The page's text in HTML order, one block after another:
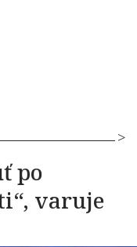
po
varuje